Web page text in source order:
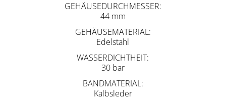
GEHÄUSEDURCHMESSER
44 mm
GEHÄUSEMATERIAL
Edelstahl
WASSERDICHTHEIT
30 bar
BANDMATERIAL
Kalbsleder